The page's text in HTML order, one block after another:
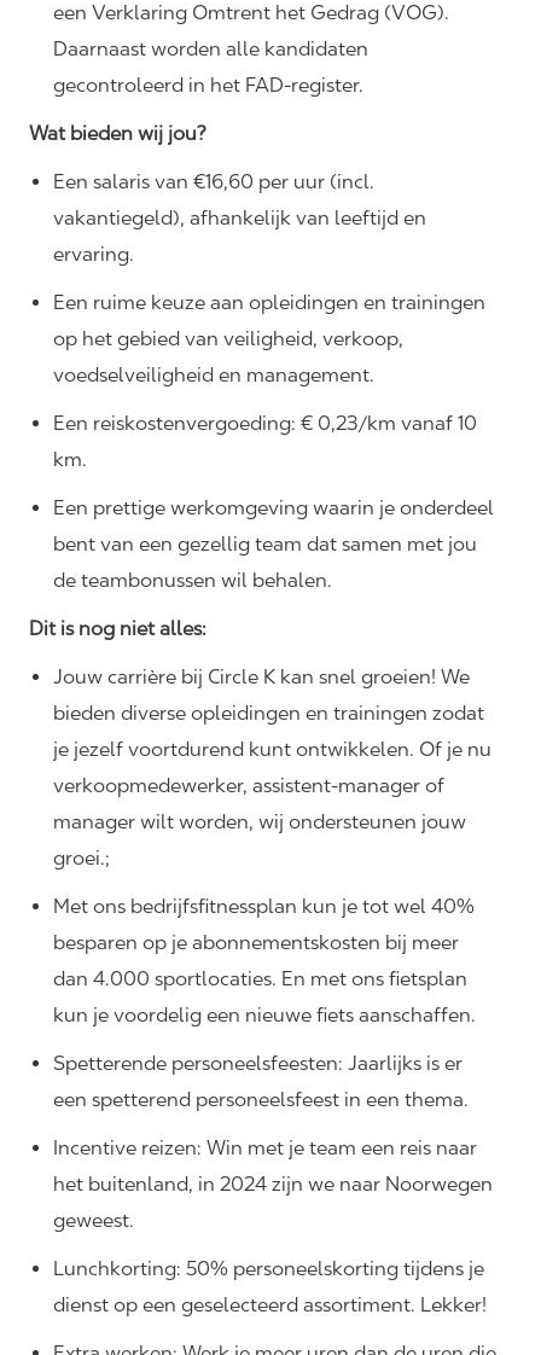
een Verklaring Omtrent het Gedrag (VOG).
Daarnaast worden alle kandidaten
gecontroleerd in het FAD-register.
Wat bieden wij jou?
Een salaris van €16,60 per uur (incl.
vakantiegeld), afhankelijk van leeftijd en
ervaring.
Een ruime keuze aan opleidingen en trainingen
op het gebied van veiligheid, verkoop,
voedselveiligheid en management.
Een reiskostenvergoeding: € 0,23/km vanaf 10
km.
Een prettige werkomgeving waarin je onderdeel
bent van een gezellig team dat samen met jou
de teambonussen wil behalen.
Dit is nog niet alles:
Jouw carrière bij Circle K kan snel groeien! We
bieden diverse opleidingen en trainingen zodat
je jezelf voortdurend kunt ontwikkelen. Of je nu
verkoopmedewerker, assistent-manager of
manager wilt worden, wij ondersteunen jouw
groei.;
Met ons bedrijfsfitnessplan kun je tot wel 40%
besparen op je abonnementskosten bij meer
dan 4.000 sportlocaties. En met ons fietsplan
kun je voordelig een nieuwe fiets aanschaffen.
Spetterende personeelsfeesten: Jaarlijks is er
een spetterend personeelsfeest in een thema.
Incentive reizen: Win met je team een reis naar
het buitenland, in 2024 zijn we naar Noorwegen
geweest.
Lunchkorting: 50% personeelskorting tijdens je
dienst op een geselecteerd assortiment. Lekker!